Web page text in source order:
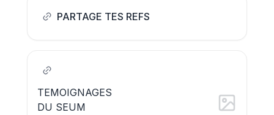
PARTAGE TES REFS
TEMOIGNAGES
DU SEUM